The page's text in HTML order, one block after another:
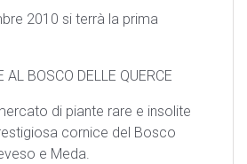
2010 si terrà la prima
AL BOSCO DELLE QUERCE
di piante rare e insolite
cornice del Bosco
e Meda.